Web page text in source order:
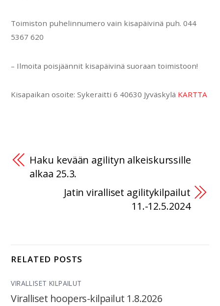
Toimiston puhelinnumero vain kisapäivinä puh. 044
5367 620
– Ilmoita poisjäännit kisapäivinä suoraan toimistoon!
Kisapaikan osoite: Sykeraitti 6 40630 Jyväskylä KARTTA
Haku kevään agilityn alkeiskurssille
alkaa 25.3.
Jatin viralliset agilitykilpailut
11.-12.5.2024
RELATED POSTS
VIRALLISET KILPAILUT
Viralliset hoopers-kilpailut 1.8.2026